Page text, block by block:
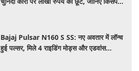
Bajaj Pulsar N160 S SS: नए अवतार में लॉन्च
हुई पल्सर, मिले 4 राइडिंग मोड्स और एडवांस